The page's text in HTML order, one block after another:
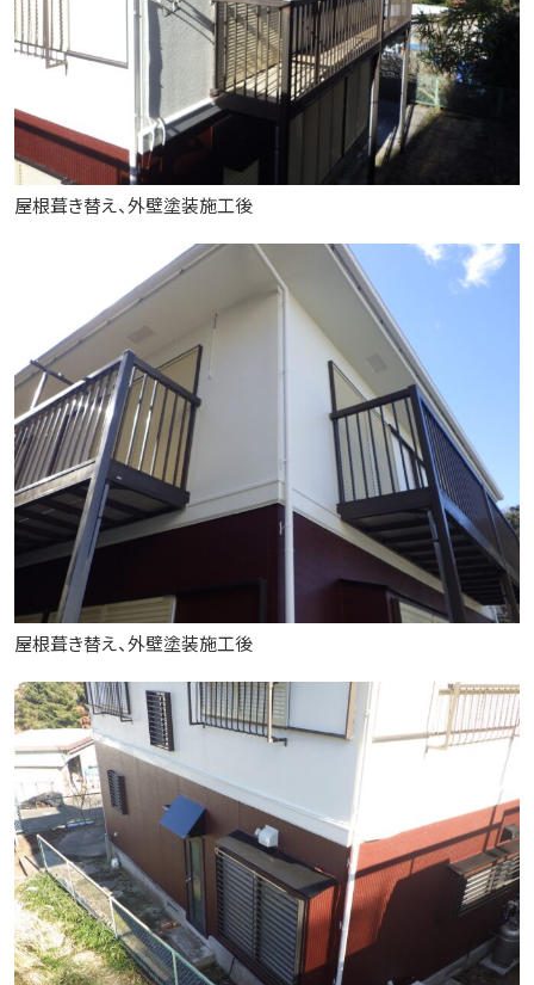
屋根葺き替え、外壁塗装施工後
屋根葺き替え、外壁塗装施工後